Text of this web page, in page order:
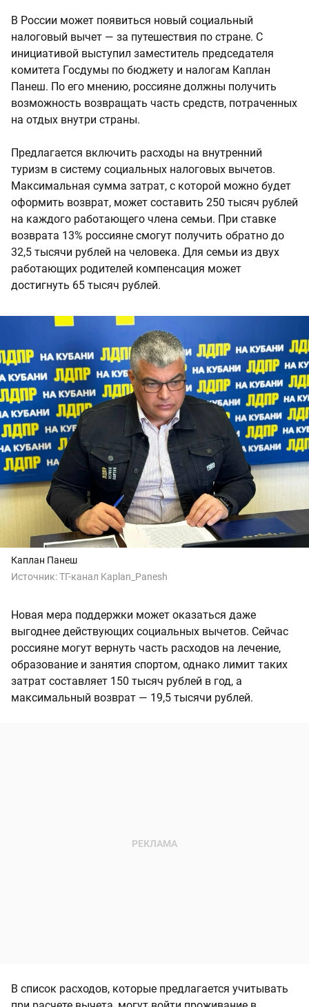
В России может появиться новый социальный
налоговый вычет — за путешествия по стране. С
инициативой выступил заместитель председателя
комитета Госдумы по бюджету и налогам Каплан
Панеш. По его мнению, россияне должны получить
возможность возвращать часть средств, потраченных
на отдых внутри страны.
Предлагается включить расходы на внутренний
туризм в систему социальных налоговых вычетов.
Максимальная сумма затрат, с которой можно будет
оформить возврат, может составить 250 тысяч рублей
на каждого работающего члена семьи. При ставке
возврата 13% россияне смогут получить обратно до
32,5 тысячи рублей на человека. Для семьи из двух
работающих родителей компенсация может
достигнуть 65 тысяч рублей.
Каплан Панеш
Источник:ТГ-канал Kaplan_Panesh
Новая мера поддержки может оказаться даже
выгоднее действующих социальных вычетов. Сейчас
россияне могут вернуть часть расходов на лечение,
образование и занятия спортом, однако лимит таких
затрат составляет 150 тысяч рублей в год, а
максимальный возврат — 19,5 тысячи рублей.
В список расходов, которые предлагается учитывать